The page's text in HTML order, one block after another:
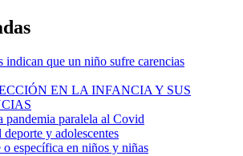
indican que un niño sufre carencias
EN LA INFANCIA Y SUS
pandemia paralela al Covid
y adolescentes
específica en niños y niñas